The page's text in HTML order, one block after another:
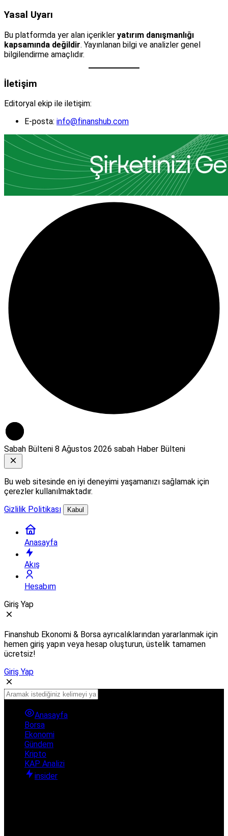
Yasal Uyarı
Bu platformda yer alan içerikler yatırım danışmanlığı
kapsamında değildir. Yayınlanan bilgi ve analizler genel
bilgilendirme amaçlıdır.
İletişim
Editoryal ekip ile iletişim:
E-posta: info@finanshub.com
Sabah Bülteni 8 Ağustos 2026 sabah Haber Bülteni
Bu web sitesinde en iyi deneyimi yaşamanızı sağlamak için
çerezler kullanılmaktadır.
Gizlilik Politikası
Kabul
Anasayfa
Akış
Hesabım
Giriş Yap
Finanshub Ekonomi & Borsa ayrıcalıklarından yararlanmak için
hemen giriş yapın veya hesap oluşturun, üstelik tamamen
ücretsiz!
Giriş Yap
Anasayfa
Borsa
Ekonomi
Gündem
Kripto
KAP Analizi
insider